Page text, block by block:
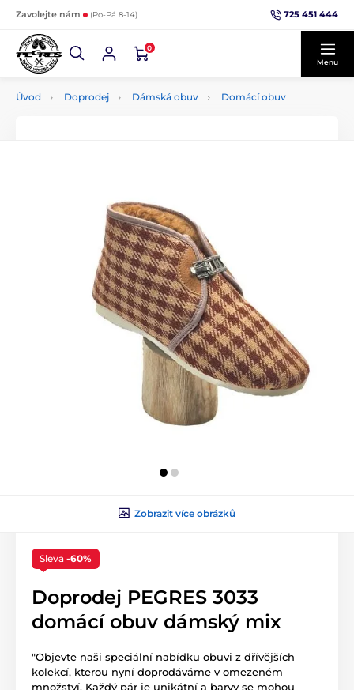
Zavolejte nám (Po-Pá 8-14) 725 451 444
0
Menu
Úvod Doprodej Dámská obuv Domácí obuv
Zobrazit více obrázků
Sleva -60%
Doprodej PEGRES 3033
domácí obuv dámský mix
"Objevte naši speciální nabídku obuvi z dřívějších
kolekcí, kterou nyní doprodáváme v omezeném
množství. Každý pár je unikátní a barvy se mohou